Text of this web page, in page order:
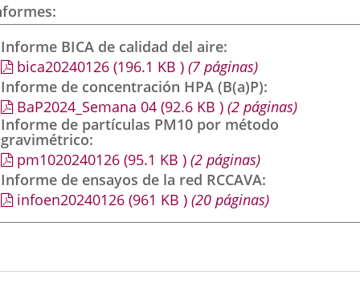
externa.externa.
Informe BICA de calidad del aire
bica20240126 (196.1 KB ) (7 páginas)
Informe de concentración HPA (B(a)P)
BaP2024_Semana 04 (92.6 KB ) (2 páginas)
Informe de partículas PM10 por método
gravimétrico
pm1020240126 (95.1 KB ) (2 páginas)
Informe de ensayos de la red RCCAVA
infoen20240126 (961 KB ) (20 páginas)